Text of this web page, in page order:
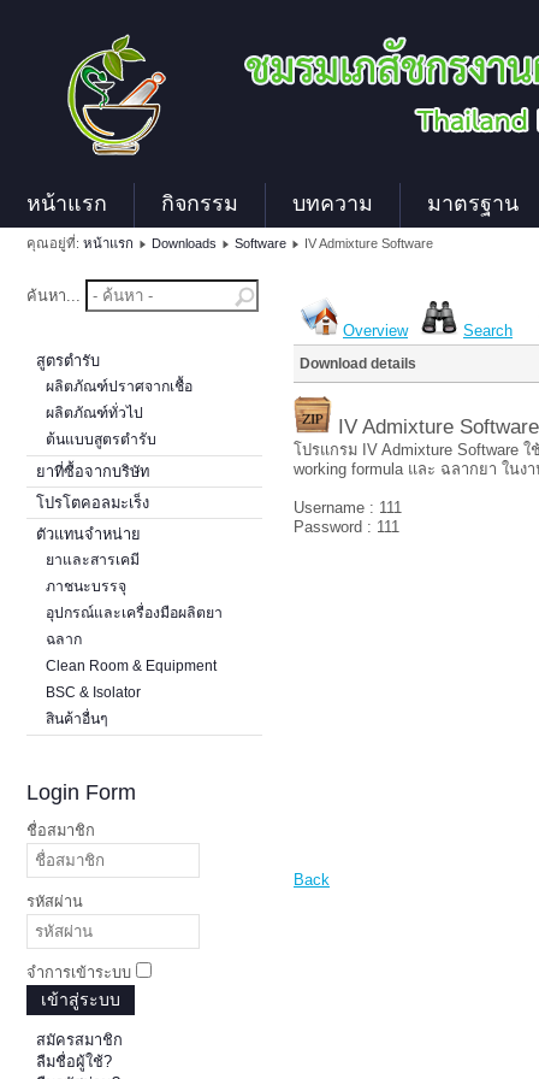
หน้าแรก กิจกรรม บทความ มาตรฐาน
คุณอยู่ที่: หน้าแรก Downloads Software IV Admixture Software
ค้นหา...
สูตรตำรับ
ผลิตภัณฑ์ปราศจากเชื้อ
ผลิตภัณฑ์ทั่วไป
ต้นแบบสูตรตำรับ
ยาที่ซื้อจากบริษัท
โปรโตคอลมะเร็ง
ตัวแทนจำหน่าย
ยาและสารเคมี
ภาชนะบรรจุ
อุปกรณ์และเครื่องมือผลิตยา
ฉลาก
Clean Room & Equipment
BSC & Isolator
สินค้าอื่นๆ
Login Form
ชื่อสมาชิก
รหัสผ่าน
จำการเข้าระบบ
เข้าสู่ระบบ
สมัครสมาชิก
ลืมชื่อผู้ใช้?
Overview Search
Download details
IV Admixture
โปรแกรม IV Admixture Software
working formula และ ฉลากยา ในง
Username : 111
Password : 111
Back